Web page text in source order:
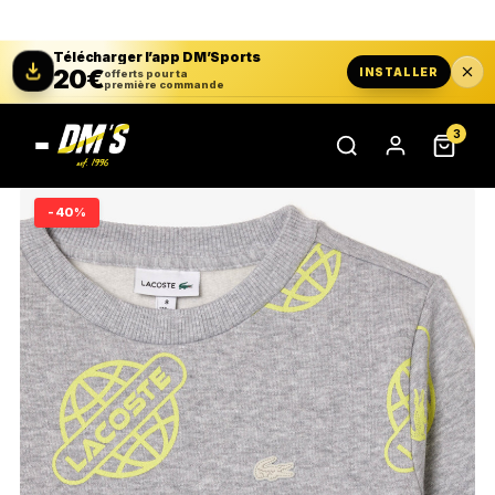
Télécharger l’app DM’Sports
20€offerts pour ta
première commande
INSTALLER
3
-40%